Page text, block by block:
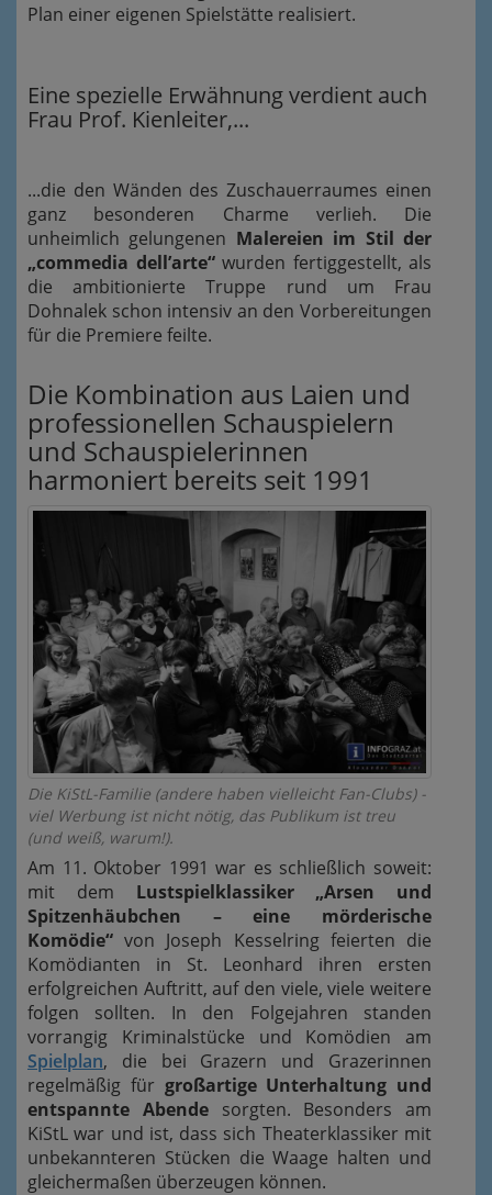
Plan einer eigenen Spielstätte realisiert.
Eine spezielle Erwähnung verdient auch
Frau Prof. Kienleiter,...
...die den Wänden des Zuschauerraumes einen
ganz besonderen Charme verlieh. Die
unheimlich gelungenen Malereien im Stil der
„commedia dell’arte“wurden fertiggestellt, als
die ambitionierte Truppe rund um Frau
Dohnalek schon intensiv an den Vorbereitungen
für die Premiere feilte.
Die Kombination aus Laien und
professionellen Schauspielern
und Schauspielerinnen
harmoniert bereits seit 1991
Die KiStL-Familie (andere haben vielleicht Fan-Clubs) -
viel Werbung ist nicht nötig, das Publikum ist treu
(und weiß, warum!).
Am 11. Oktober 1991 war es schließlich soweit:
mit dem Lustspielklassiker „Arsen und
Spitzenhäubchen – eine mörderische
Komödie“ von Joseph Kesselring feierten die
Komödianten in St. Leonhard ihren ersten
erfolgreichen Auftritt, auf den viele, viele weitere
folgen sollten. In den Folgejahren standen
vorrangig Kriminalstücke und Komödien am
Spielplan, die bei Grazern und Grazerinnen
regelmäßig für großartige Unterhaltung und
entspannte Abendesorgten. Besonders am
KiStL war und ist, dass sich Theaterklassiker mit
unbekannteren Stücken die Waage halten und
gleichermaßen überzeugen können.